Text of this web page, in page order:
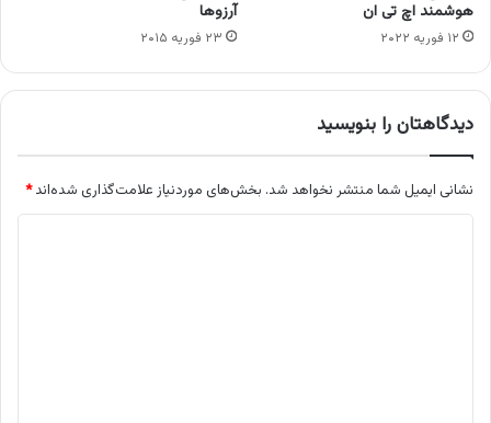
هوشمند اچ تی ان
۱۲ فوریه ۲۰۲۲
آرزوها
۲۳ فوریه ۲۰۱۵
دیدگاهتان را بنویسید
نشانی ایمیل شما منتشر نخواهد شد. بخش‌های موردنیاز علامت‌گذاری شده‌اند*